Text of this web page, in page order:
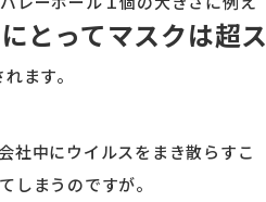
とってマスクは超ス
ます。
社中にウイルスをまき散らすこ
しまうのですが。